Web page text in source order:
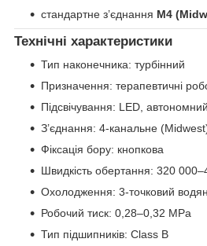
стандартне з’єднання М4
Технічні характеристики
Тип наконечника: турбінний
Призначення: терапевтичні
Підсвічування: LED,
З’єднання: 4-канальне
Фіксація бору: кнопкова
Швидкість обертання: 320
Охолодження: 3-точковий
Робочий тиск: 0,28–0,32 MPa
Тип підшипників: Class B